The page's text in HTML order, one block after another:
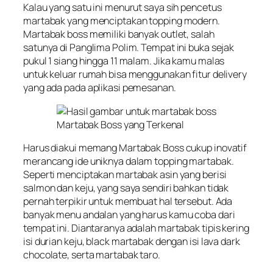
Kalau yang satu ini menurut saya sih pencetus
martabak yang menciptakan topping modern.
Martabak boss memiliki banyak outlet, salah
satunya di Panglima Polim. Tempat ini buka sejak
pukul 1 siang hingga 11 malam. Jika kamu malas
untuk keluar rumah bisa menggunakan fitur delivery
yang ada pada aplikasi pemesanan.
Martabak Boss yang Terkenal
Harus diakui memang Martabak Boss cukup inovatif
merancang ide uniknya dalam topping martabak.
Seperti menciptakan martabak asin yang berisi
salmon dan keju, yang saya sendiri bahkan tidak
pernah terpikir untuk membuat hal tersebut. Ada
banyak menu andalan yang harus kamu coba dari
tempat ini. Diantaranya adalah martabak tipis kering
isi durian keju, black martabak dengan isi lava dark
chocolate, serta martabak taro.